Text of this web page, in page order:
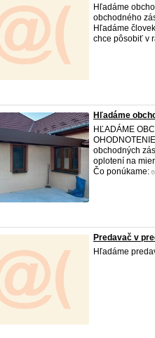
Hľadáme
obchodného
Hľadáme
chce pôsobiť v
Hľadáme
HĽADÁME
obchodných
oplotení na
Čo ponúkame:
Predavač v
Hľadáme